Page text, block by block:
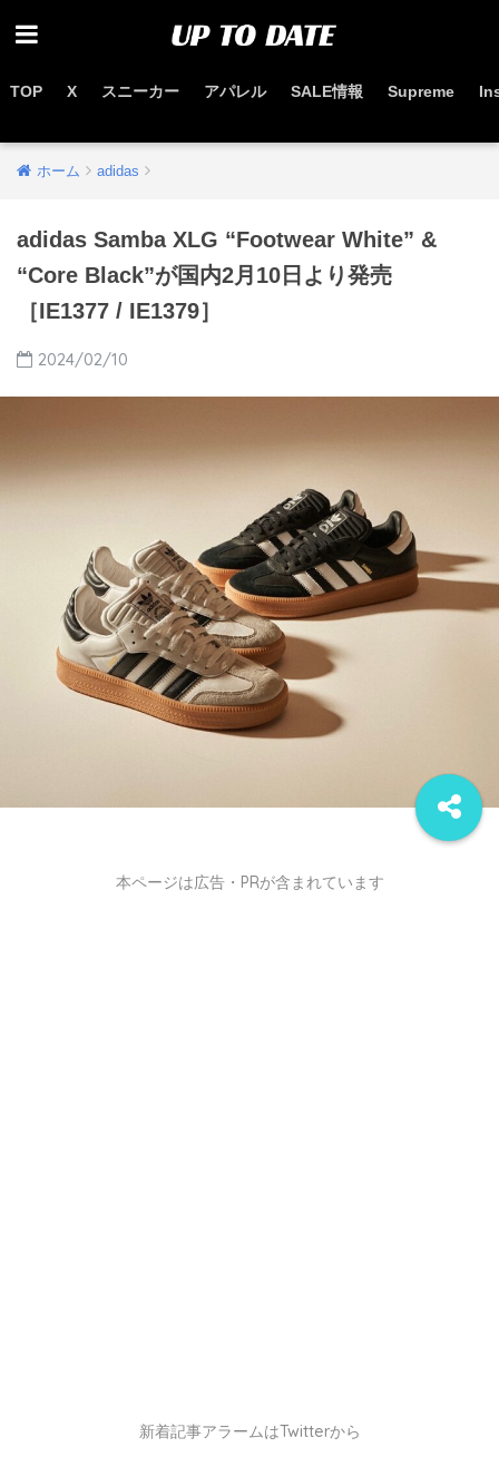
TOP X スニーカー アパレル SALE情報 Supreme
ホーム adidas
adidas Samba XLG “Footwear White” &
“Core Black”が国内2月10日より発売
［IE1377 / IE1379］
2024/02/10
本ページは広告・PRが含まれています
新着記事アラームはTwitterから